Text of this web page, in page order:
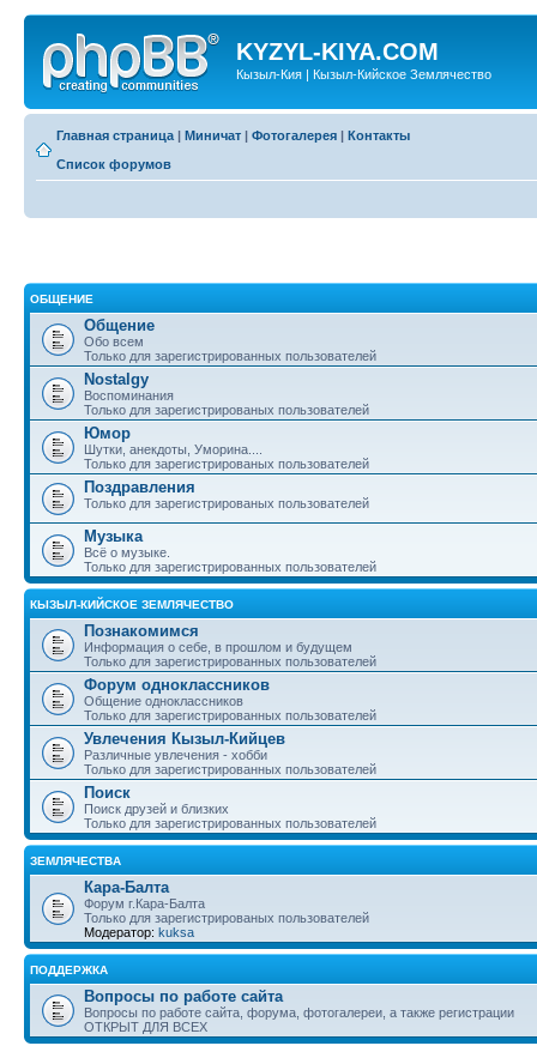
KYZYL-KIYA.COM
Кызыл-Кия | Кызыл-Кийское Землячество
Главная страница | Миничат | Фотогалерея | Контакты
Список форумов
ОБЩЕНИЕ
Общение
Обо всем
Только для зарегистрированных пользователей
Nostalgy
Воспоминания
Только для зарегистрированых пользователей
Юмор
Шутки, анекдоты, Уморина....
Только для зарегистрированых пользователей
Поздравления
Только для зарегистрированых пользователей
Музыка
Всё о музыке.
Только для зарегистрированных пользователей
КЫЗЫЛ-КИЙСКОЕ ЗЕМЛЯЧЕСТВО
Познакомимся
Информация о себе, в прошлом и будущем
Только для зарегистрированных пользователей
Форум одноклассников
Общение одноклассников
Только для зарегистрированных пользователей
Увлечения Кызыл-Кийцев
Различные увлечения - хобби
Только для зарегистрированных пользователей
Поиск
Поиск друзей и близких
Только для зарегистрированных пользователей
ЗЕМЛЯЧЕСТВА
Кара-Балта
Форум г.Кара-Балта
Только для зарегистрированых пользователей
Модератор: kuksa
ПОДДЕРЖКА
Вопросы по работе сайта
Вопросы по работе сайта, форума, фотогалереи, а также регистрации
ОТКРЫТ ДЛЯ ВСЕХ